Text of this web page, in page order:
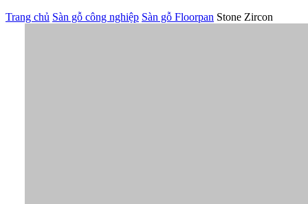
Trang chủ Sàn gỗ công nghiệp Sàn gỗ Floorpan Stone Zircon